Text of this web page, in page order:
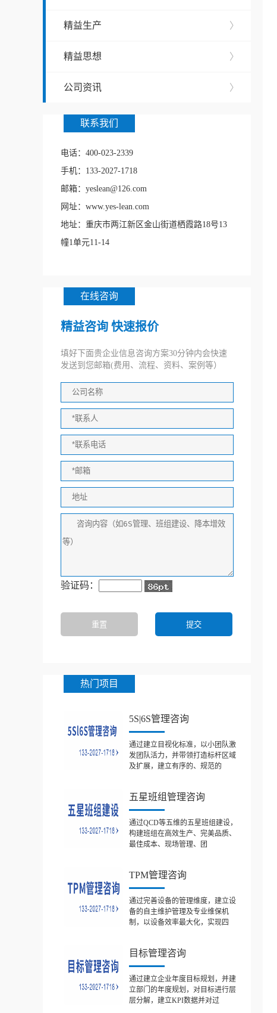
精益生产 〉
精益思想 〉
公司资讯 〉
联系我们
电话：400-023-2339
手机：133-2027-1718
邮箱：yeslean@126.com
网址：www.yes-lean.com
地址：重庆市两江新区金山街道栖霞路18号13
幢1单元11-14
在线咨询
精益咨询 快速报价
填好下面贵企业信息咨询方案30分钟内会快速
发送到您邮箱(费用、流程、资料、案例等）
验证码：
热门项目
5S|6S管理咨询
通过建立目视化标准，以小团队激
发团队活力，并带领打造标杆区域
及扩展，建立有序的、规范的
五星班组管理咨询
通过QCD等五维的五星班组建设，
构建班组在高效生产、完美品质、
最佳成本、现场管理、团
TPM管理咨询
通过完善设备的管理维度，建立设
备的自主维护管理及专业维保机
制，以设备效率最大化，实现四
目标管理咨询
通过建立企业年度目标规划，并建
立部门的年度规划，对目标进行层
层分解，建立KPI数据并对过